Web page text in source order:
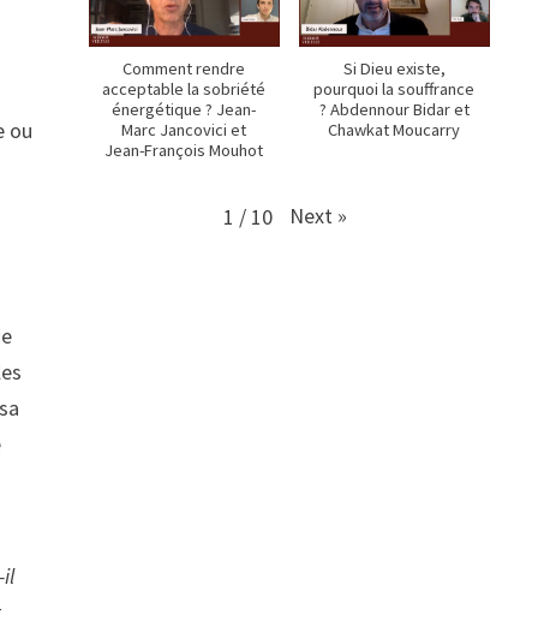
ou
il
Comment rendre
acceptable la sobriété
énergétique ? Jean-
Marc Jancovici et
Jean-François Mouhot
Si Dieu existe,
pourquoi la souffrance
? Abdennour Bidar et
Chawkat Moucarry
1 / 10 Next »